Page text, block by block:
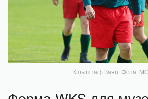
Кшыштаф Заяц. Фота: